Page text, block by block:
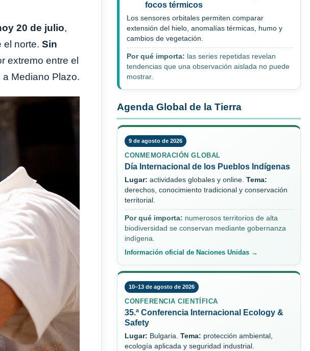
20 de julio,
el norte. Sin
extremo entre el
Mediano Plazo.
focos térmicos
Los sensores orbitales permiten comparar
extensión del hielo, anomalías térmicas, humo y
cambios de vegetación.
Por qué importa: las series repetidas revelan
tendencias que una observación aislada no puede
mostrar.
Agenda Global de la Tierra
9 de agosto de 2026
CONMEMORACIÓN GLOBAL
Día Internacional de los Pueblos Indígenas
Lugar: actividades globales y online. Tema:
derechos, conocimiento tradicional y conservación
territorial.
Por qué importa: numerosos territorios de alta
biodiversidad se conservan mediante gobernanza
indígena.
Información oficial de Naciones Unidas →
10–13 de agosto de 2026
CONFERENCIA CIENTÍFICA
35.ª Conferencia Internacional Ecology &
Safety
Lugar: Bulgaria. Tema: protección ambiental,
ecología aplicada y seguridad industrial.